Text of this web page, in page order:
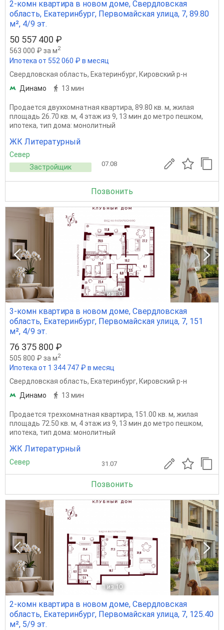
2-комн квартира в новом доме, Свердловская
область, Екатеринбург, Первомайская улица, 7, 89.80
м², 4/9 эт.
50 557 400 ₽
563 000 ₽ за м2
Ипотека от 552 060 ₽ в месяц
Свердловская область, Екатеринбург, Кировский р-н
Динамо
13 мин
Продается двухкомнатная квартира, 89.80 кв. м, жилая
площадь 26.70 кв. м, 4 этаж из 9, 13 мин до метро пешком,
ипотека, тип дома: монолитный
ЖК Литературный
Север
Застройщик
07.08
Позвонить
1 из 10
3-комн квартира в новом доме, Свердловская
область, Екатеринбург, Первомайская улица, 7, 151
м², 4/9 эт.
76 375 800 ₽
505 800 ₽ за м2
Ипотека от 1 344 747 ₽ в месяц
Свердловская область, Екатеринбург, Кировский р-н
Динамо
13 мин
Продается трехкомнатная квартира, 151.00 кв. м, жилая
площадь 72.50 кв. м, 4 этаж из 9, 13 мин до метро пешком,
ипотека, тип дома: монолитный
ЖК Литературный
Север 31.07
Позвонить
1 из 10
2-комн квартира в новом доме, Свердловская
область, Екатеринбург, Первомайская улица, 7, 125.40
м², 5/9 эт.